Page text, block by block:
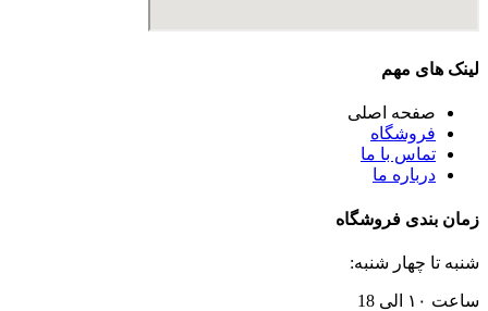
لینک های مهم
صفحه اصلی
فروشگاه
تماس با ما
درباره ما
زمان بندی فروشگاه
شنبه تا چهار شنبه:
ساعت ۱۰ الی 18